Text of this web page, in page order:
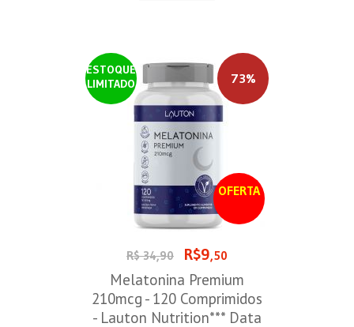
ESTOQUE
LIMITADO
OFERTA
73%
R$ 34,90 R$9,50
Melatonina Premium
210mcg - 120 Comprimidos
- Lauton Nutrition*** Data